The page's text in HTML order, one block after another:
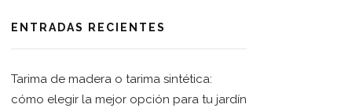
ENTRADAS RECIENTES
Tarima de madera o tarima sintética:
cómo elegir la mejor opción para tu jardín